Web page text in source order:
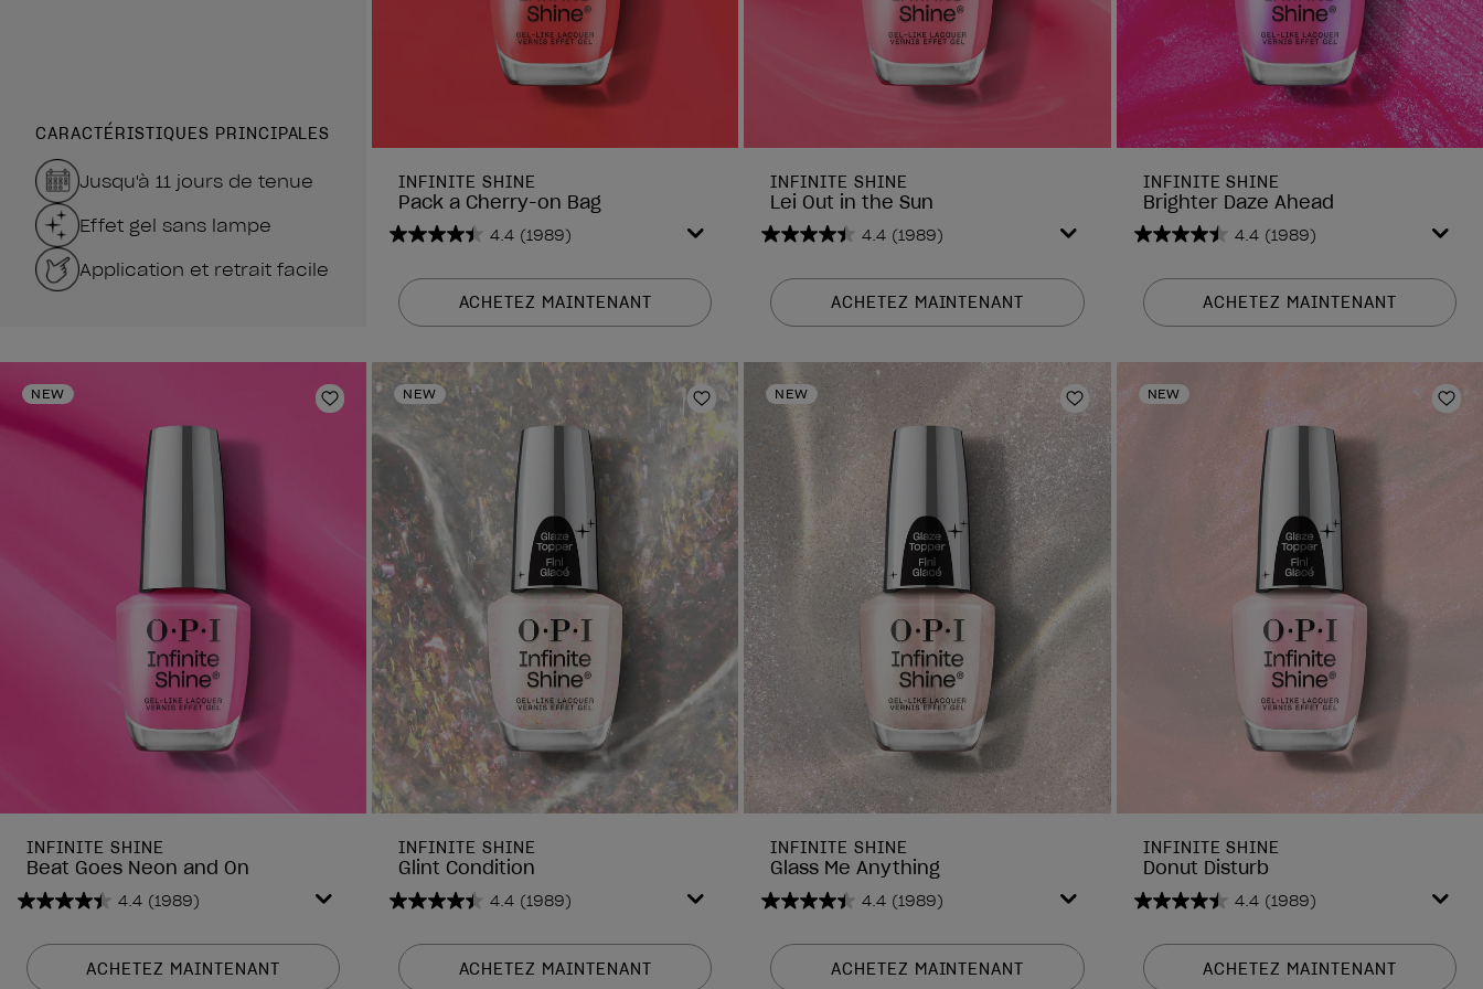
CARACTÉRISTIQUES PRINCIPALES
Jusqu'à 11 jours de tenue
Effet gel sans lampe
Application et retrait facile
INFINITE SHINE
Pack a Cherry-on Bag
4.4 (1989)
4.4
5
étoiles.
avis
ACHETEZ MAINTENANT
INFINITE SHINE
Lei Out in the Sun
4.4 (1989)
4.4
5
étoiles.
avis
ACHETEZ MAINTENANT
INFINITE SHINE
Brighter Daze Ahead
4.4 (1989)
4.4
5
étoiles.
avis
ACHETEZ MAINTENANT
NEW
Ajouter aux favoris
INFINITE SHINE
Beat Goes Neon and On
4.4 (1989)
4.4
5
ACHETEZ MAINTENANT
NEW
Ajouter aux favoris
INFINITE SHINE
Glint Condition
4.4 (1989)
4.4
5
ACHETEZ MAINTENANT
NEW
Ajouter aux favoris
INFINITE SHINE
Glass Me Anything
4.4 (1989)
4.4
5
ACHETEZ MAINTENANT
NEW
INFINITE SHINE
Donut Disturb
4.4 (1989)
4.4
5
ACHETEZ MAINTENANT